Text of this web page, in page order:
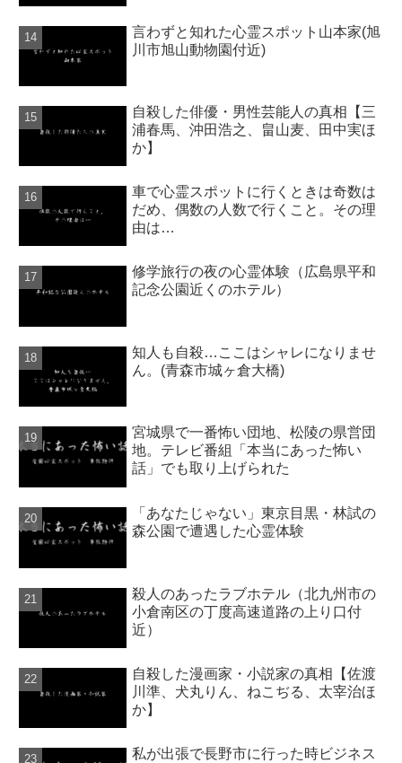
言わずと知れた心霊スポット山本家(旭
川市旭山動物園付近)
自殺した俳優・男性芸能人の真相【三
浦春馬、沖田浩之、畠山麦、田中実ほ
か】
車で心霊スポットに行くときは奇数は
だめ、偶数の人数で行くこと。その理
由は…
修学旅行の夜の心霊体験（広島県平和
記念公園近くのホテル）
知人も自殺…ここはシャレになりませ
ん。(青森市城ヶ倉大橋)
宮城県で一番怖い団地、松陵の県営団
地。テレビ番組「本当にあった怖い
話」でも取り上げられた
「あなたじゃない」東京目黒・林試の
森公園で遭遇した心霊体験
殺人のあったラブホテル（北九州市の
小倉南区の丁度高速道路の上り口付
近）
自殺した漫画家・小説家の真相【佐渡
川準、犬丸りん、ねこぢる、太宰治ほ
か】
私が出張で長野市に行った時ビジネス